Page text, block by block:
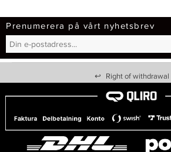
Prenumerera på vårt nyhetsbrev
↩ Right of withdrawal